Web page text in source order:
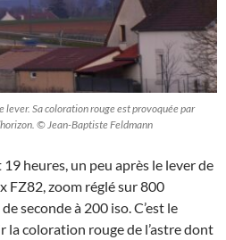
Sa coloration rouge est provoquée par
© Jean-Baptiste Feldmann
heures, un peu après le lever de
FZ82, zoom réglé sur 800
seconde à 200 iso. C’est le
la coloration rouge de l’astre dont